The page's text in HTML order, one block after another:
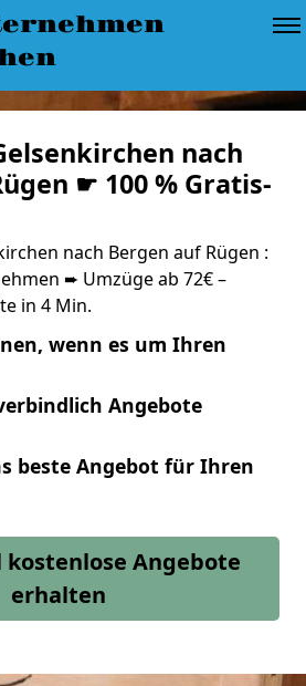
nach
☛ 100 % Gratis-
nach Bergen auf Rügen :
➨ Umzüge ab 72€ –
in 4 Min.
wenn es um Ihren
Angebote
beste Angebot für Ihren
Angebote
erhalten